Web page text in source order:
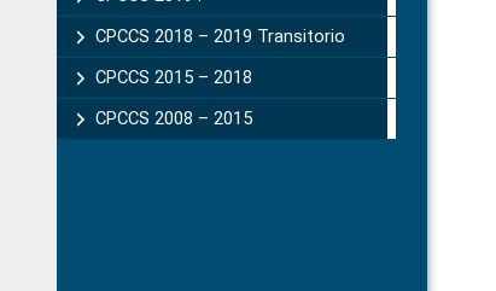
CPCCS 2018 – 2019 Transitorio
CPCCS 2015 – 2018
CPCCS 2008 – 2015